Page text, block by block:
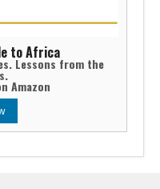
to Africa
Lessons from the
Amazon